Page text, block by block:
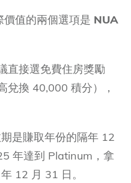
值的兩個選項是 NUA
直接選免費住房獎勵
兌換 40,000 積分），
是賺取年份的隔年 12
年達到 Platinum，拿
12 月 31 日。